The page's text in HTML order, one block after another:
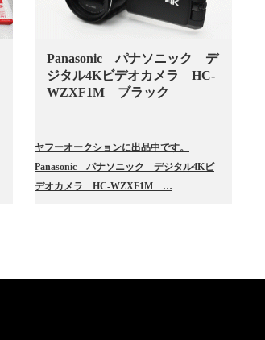
Panasonic パナソニック デ
ジタル4Kビデオカメラ HC-
WZXF1M ブラック
ヤフーオークションに出品中です。
Panasonic パナソニック デジタル4Kビ
デオカメラ HC-WZXF1M …